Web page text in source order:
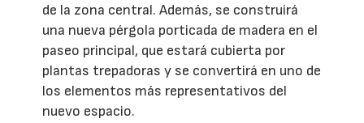
de la zona central. Además, se construirá
una nueva pérgola porticada de madera en el
paseo principal, que estará cubierta por
plantas trepadoras y se convertirá en uno de
los elementos más representativos del
nuevo espacio.